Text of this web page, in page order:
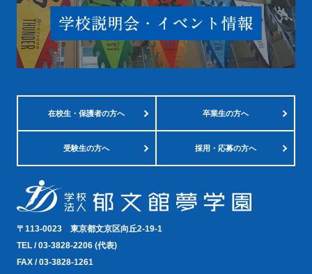
在校生・保護者の方へ 卒業生の方へ
受験生の方へ 採用・応募の方へ
〒113-0023 東京都文京区向丘2-19-1
TEL /03-3828-2206 (代表)
FAX / 03-3828-1261